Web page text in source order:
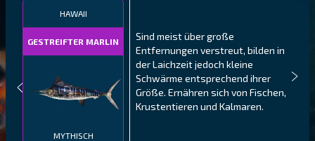
HAWAII
GESTREIFTER MARLIN
MYTHISCH
Sind meist über große
Entfernungen verstreut, bilden in
der Laichzeit jedoch kleine
Schwärme entsprechend ihrer
Größe. Ernähren sich von Fischen,
Krustentieren und Kalmaren.